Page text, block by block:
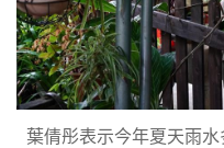
葉倩彤表示今年夏天雨